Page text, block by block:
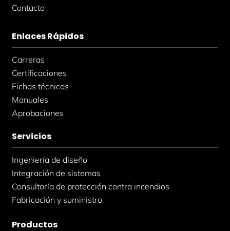
Contacto
Enlaces Rápidos
Carreras
Certificaciones
Fichas técnicas
Manuales
Aprobaciones
Servicios
Ingeniería de diseño
Integración de sistemas
Consultoría de protección contra incendios
Fabricación y suministro
Productos